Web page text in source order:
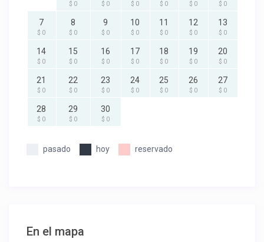
$ 0 $ 0 $ 0 $ 0 $ 0 $ 0
7
$ 0
8
$ 0
9
$ 0
10
$ 0
11
$ 0
12
$ 0
13
$ 0
14
$ 0
15
$ 0
16
$ 0
17
$ 0
18
$ 0
19
$ 0
20
$ 0
21
$ 0
22
$ 0
23
$ 0
24
$ 0
25
$ 0
26
$ 0
27
$ 0
28
$ 0
29
$ 0
30
$ 0
pasado hoy reservado
En el mapa